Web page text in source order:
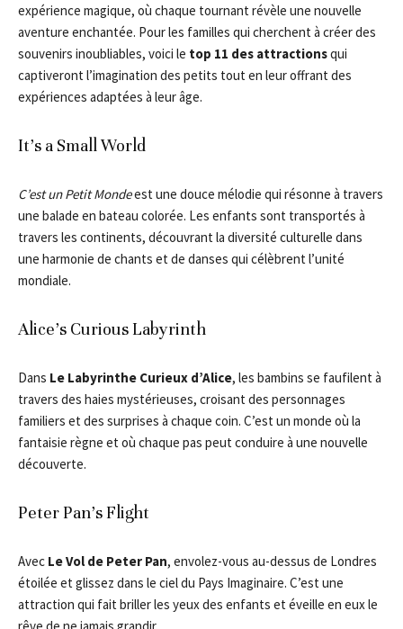
expérience magique, où chaque tournant révèle une nouvelle
aventure enchantée. Pour les familles qui cherchent à créer des
souvenirs inoubliables, voici le top 11 des attractionsqui
captiveront l’imagination des petits tout en leur offrant des
expériences adaptées à leur âge.
It’s a Small World
C’est un Petit Mondeest une douce mélodie qui résonne à travers
une balade en bateau colorée. Les enfants sont transportés à
travers les continents, découvrant la diversité culturelle dans
une harmonie de chants et de danses qui célèbrent l’unité
mondiale.
Alice’s Curious Labyrinth
Dans Le Labyrinthe Curieux d’Alice, les bambins se faufilent à
travers des haies mystérieuses, croisant des personnages
familiers et des surprises à chaque coin. C’est un monde où la
fantaisie règne et où chaque pas peut conduire à une nouvelle
découverte.
Peter Pan’s Flight
Avec Le Vol de Peter Pan, envolez-vous au-dessus de Londres
étoilée et glissez dans le ciel du Pays Imaginaire. C’est une
attraction qui fait briller les yeux des enfants et éveille en eux le
rêve de ne jamais grandir.